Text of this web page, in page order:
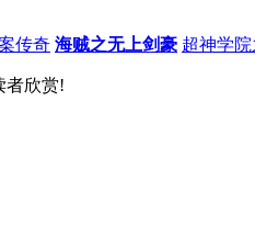
传奇 海贼之无上剑豪 超神学
者欣赏!